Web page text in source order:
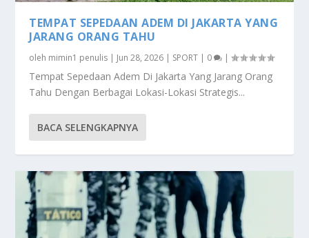
TEMPAT SEPEDAAN ADEM DI JAKARTA YANG
JARANG ORANG TAHU
oleh mimin1 penulis | Jun 28, 2026 | SPORT | 0 |
Tempat Sepedaan Adem Di Jakarta Yang Jarang Orang
Tahu Dengan Berbagai Lokasi-Lokasi Strategis...
BACA SELENGKAPNYA